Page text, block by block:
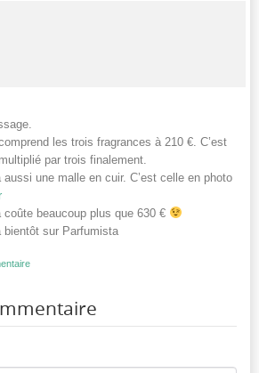
les trois fragrances à 210 €. C’est
par trois finalement.
une malle en cuir. C’est celle en photo
beaucoup plus que 630 €
bientôt sur Parfumista